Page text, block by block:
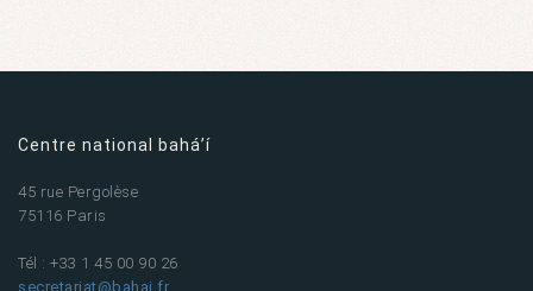
Centre national bahá’í
45 rue Pergolèse
75116 Paris
Tél : +33 1 45 00 90 26
secretariat@bahai.fr